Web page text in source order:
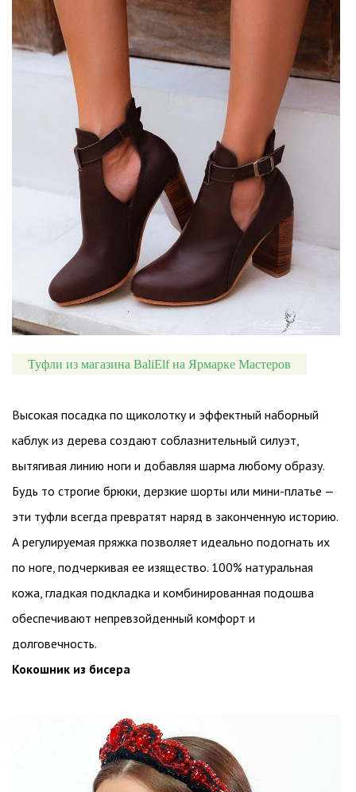
Туфли из магазина BaliElf на Ярмарке Мастеров
Высокая посадка по щиколотку и эффектный наборный
каблук из дерева создают соблазнительный силуэт,
вытягивая линию ноги и добавляя шарма любому образу.
Будь то строгие брюки, дерзкие шорты или мини-платье —
эти туфли всегда превратят наряд в законченную историю.
А регулируемая пряжка позволяет идеально подогнать их
по ноге, подчеркивая ее изящество. 100% натуральная
кожа, гладкая подкладка и комбинированная подошва
обеспечивают непревзойденный комфорт и
долговечность.
Кокошник из бисера